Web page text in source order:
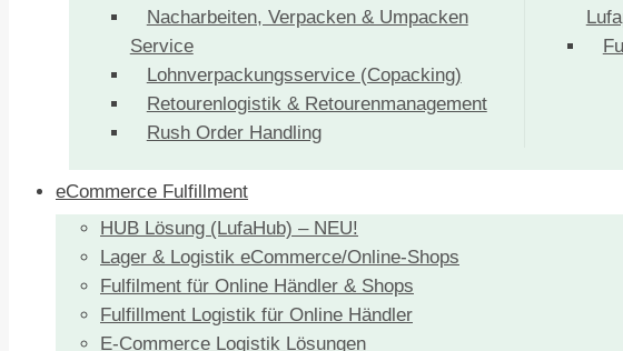
Nacharbeiten, Verpacken & Umpacken
Service
Lohnverpackungsservice (Copacking)
Retourenlogistik & Retourenmanagement
Rush Order Handling
eCommerce Fulfillment
HUB Lösung (LufaHub) – NEU!
Lager & Logistik eCommerce/Online-Shops
Fulfilment für Online Händler & Shops
Fulfillment Logistik für Online Händler
E-Commerce Logistik Lösungen